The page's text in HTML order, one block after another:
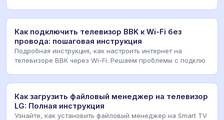
Как подключить телевизор BBK к Wi-Fi без
провода: пошаговая инструкция
Подробная инструкция, как настроить интернет на
телевизоре BBK через Wi-Fi. Решаем проблемы с подклю
Как загрузить файловый менеджер на телевизор
LG: Полная инструкция
Узнайте, как установить файловый менеджер на Smart TV